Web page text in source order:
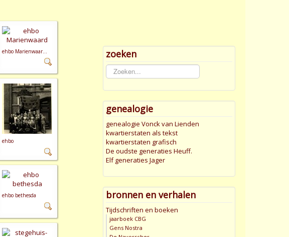
ehbo Marienwaar...
ehbo
ehbo bethesda
zoeken
Zoeken...
genealogie
genealogie Vonck van Lienden
kwartierstaten als tekst
kwartierstaten grafisch
De oudste generaties Heuff.
Elf generaties Jager
bronnen en verhalen
Tijdschriften en boeken
jaarboek CBG
Gens Nostra